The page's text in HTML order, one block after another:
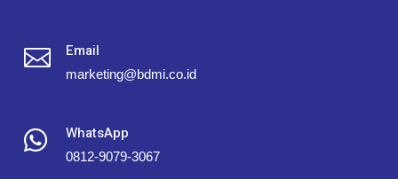
 Email
marketing@bdmi.co.id
 WhatsApp
0812-9079-3067